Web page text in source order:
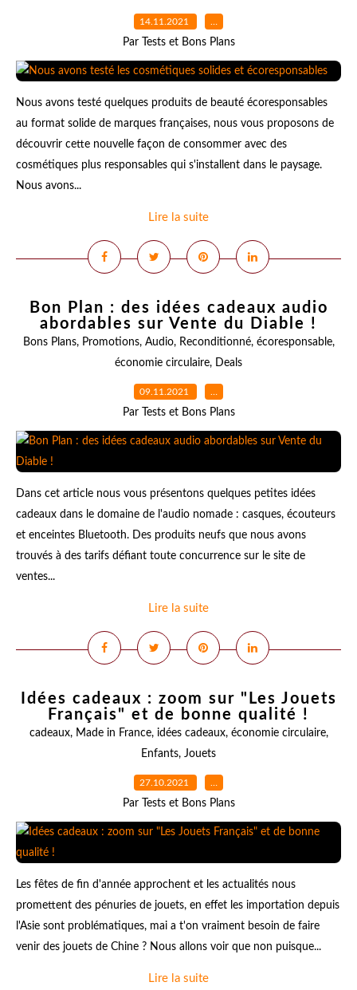
14.11.2021 …
Par Tests et Bons Plans
Nous avons testé quelques produits de beauté écoresponsables
au format solide de marques françaises, nous vous proposons de
découvrir cette nouvelle façon de consommer avec des
cosmétiques plus responsables qui s'installent dans le paysage.
Nous avons...
Lire la suite
Bon Plan : des idées cadeaux audio
abordables sur Vente du Diable !
Bons Plans, Promotions, Audio, Reconditionné, écoresponsable,
économie circulaire, Deals
09.11.2021 …
Par Tests et Bons Plans
Dans cet article nous vous présentons quelques petites idées
cadeaux dans le domaine de l'audio nomade : casques, écouteurs
et enceintes Bluetooth. Des produits neufs que nous avons
trouvés à des tarifs défiant toute concurrence sur le site de
ventes...
Lire la suite
Idées cadeaux : zoom sur "Les Jouets
Français" et de bonne qualité !
cadeaux, Made in France, idées cadeaux, économie circulaire,
Enfants, Jouets
27.10.2021 …
Par Tests et Bons Plans
Les fêtes de fin d'année approchent et les actualités nous
promettent des pénuries de jouets, en effet les importation depuis
l'Asie sont problématiques, mai a t'on vraiment besoin de faire
venir des jouets de Chine ? Nous allons voir que non puisque...
Lire la suite